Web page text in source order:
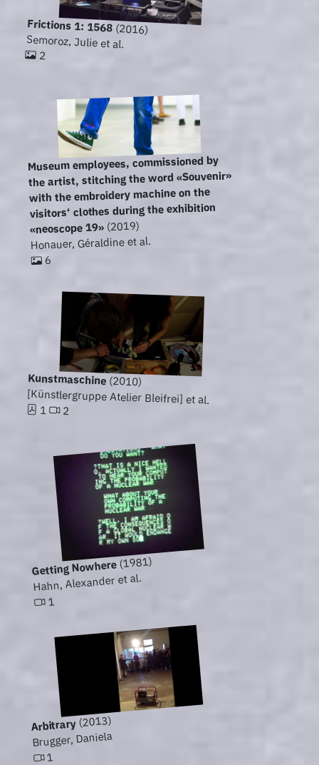
Frictions 1: 1568(2016)
Semoroz, Julie et al.
2
Museum employees, commissioned by
the artist, stitching the word «Souvenir»
with the embroidery machine on the
visitors‘ clothes during the exhibition
«neoscope 19»(2019)
Honauer, Géraldine et al.
6
Kunstmaschine(2010)
[Künstlergruppe Atelier Bleifrei] et al.
1 2
Getting Nowhere(1981)
Hahn, Alexander et al.
1
Arbitrary (2013)
Brugger, Daniela
1